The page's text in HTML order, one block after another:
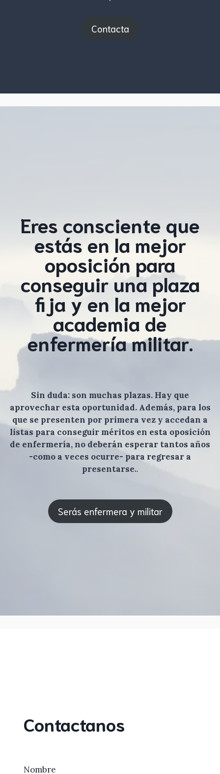
Contacta
Eres consciente que
estás en la mejor
oposición para
conseguir una plaza
fija y en la mejor
academia de
enfermería militar.
Sin duda: son muchas plazas. Hay que
aprovechar esta oportunidad. Además, para los
que se presenten por primera vez y accedan a
listas para conseguir méritos en esta oposición
de enfermería, no deberán esperar tantos años
-como a veces ocurre- para regresar a
presentarse..
Serás enfermera y militar
Contactanos
Nombre